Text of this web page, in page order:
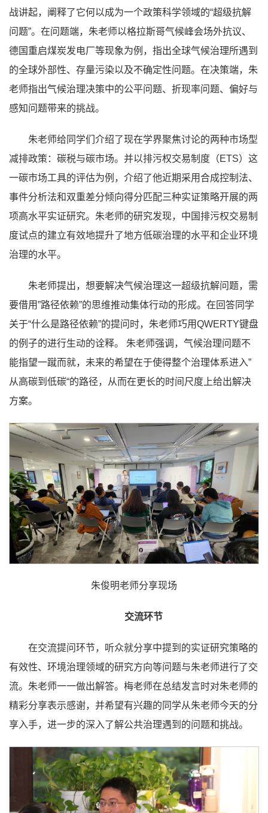
战讲起，阐释了它何以成为一个政策科学领域的“超级抗解
问题”。在问题端，朱老师以格拉斯哥气候峰会场外抗议、
德国重启煤炭发电厂等现象为例，指出全球气候治理所遇到
的全球外部性、存量污染以及不确定性问题。在决策端，朱
老师指出气候治理决策中的公平问题、折现率问题、偏好与
感知问题带来的挑战。
朱老师给同学们介绍了现在学界聚焦讨论的两种市场型
减排政策：碳税与碳市场。并以排污权交易制度（ETS）这
一碳市场工具的评估为例，介绍了他近期采用合成控制法、
事件分析法和双重差分倾向得分匹配三种实证策略开展的两
项高水平实证研究。朱老师的研究发现，中国排污权交易制
度试点的建立有效地提升了地方低碳治理的水平和企业环境
治理的水平。
朱老师提出，想要解决气候治理这一超级抗解问题，需
要借用”路径依赖”的思维推动集体行动的形成。在回答同学
关于“什么是路径依赖”的提问时，朱老师巧用QWERTY键盘
的例子的进行生动的诠释。 朱老师强调，气候治理问题不
能指望一蹴而就，未来的希望在于使得整个治理体系进入”
从高碳到低碳“的路径，从而在更长的时间尺度上给出解决
方案。
朱俊明老师分享现场
交流环节
在交流提问环节，听众就分享中提到的实证研究策略的
有效性、环境治理领域的研究方向等问题与朱老师进行了交
流。朱老师一一做出解答。梅老师在总结发言时对朱老师的
精彩分享表示感谢，并希望有兴趣的同学从朱老师今天的分
享入手，进一步的深入了解公共治理遇到的问题和挑战。